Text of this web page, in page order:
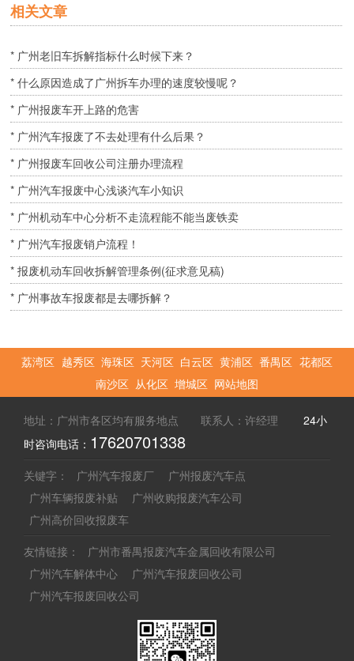
相关文章
* 广州老旧车拆解指标什么时候下来？
* 什么原因造成了广州拆车办理的速度较慢呢？
* 广州报废车开上路的危害
* 广州汽车报废了不去处理有什么后果？
* 广州报废车回收公司注册办理流程
* 广州汽车报废中心浅谈汽车小知识
* 广州机动车中心分析不走流程能不能当废铁卖
* 广州汽车报废销户流程！
* 报废机动车回收拆解管理条例(征求意见稿)
* 广州事故车报废都是去哪拆解？
荔湾区 越秀区 海珠区 天河区 白云区 黄浦区 番禺区 花都区
南沙区 从化区 增城区 网站地图
地址：广州市各区均有服务地点 联系人：许经理
24小
时咨询电话： 17620701338
关键字： 广州汽车报废厂
广州报废汽车点
广州车辆报废补贴
广州收购报废汽车公司
广州高价回收报废车
友情链接：
广州市番禺报废汽车金属回收有限公司
广州汽车解体中心
广州汽车报废回收公司
广州汽车报废回收公司